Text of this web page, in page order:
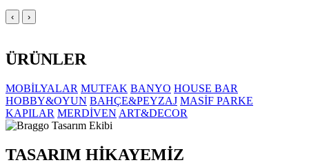
‹ ›
ÜRÜNLER
MOBİLYALAR MUTFAK BANYO HOUSE BAR
HOBBY&OYUN BAHÇE&PEYZAJ MASİF PARKE
KAPILAR MERDİVEN ART&DECOR
TASARIM HİKAYEMİZ